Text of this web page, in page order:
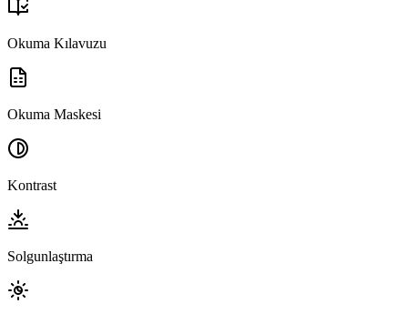
Okuma Kılavuzu
Okuma Maskesi
Kontrast
Solgunlaştırma